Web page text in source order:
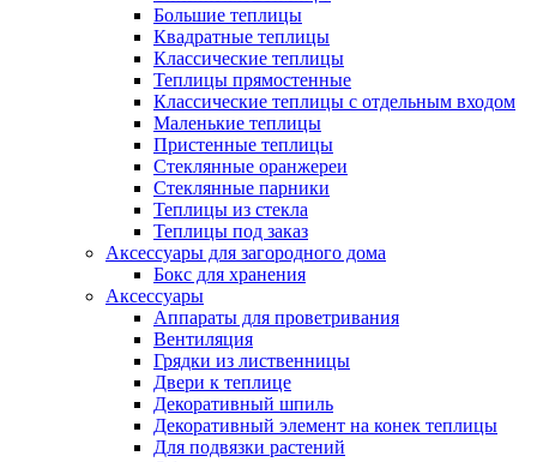
Большие теплицы
Квадратные теплицы
Классические теплицы
Теплицы прямостенные
Классические теплицы с отдельным входом
Маленькие теплицы
Пристенные теплицы
Стеклянные оранжереи
Стеклянные парники
Теплицы из стекла
Теплицы под заказ
Аксессуары для загородного дома
Бокс для хранения
Аксессуары
Аппараты для проветривания
Вентиляция
Грядки из лиственницы
Двери к теплице
Декоративный шпиль
Декоративный элемент на конек теплицы
Для подвязки растений